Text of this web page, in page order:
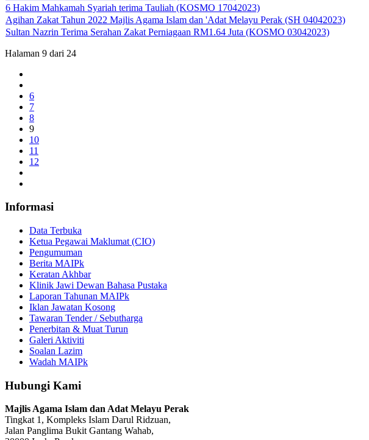
6 Hakim Mahkamah Syariah terima Tauliah (KOSMO 17042023)
Agihan Zakat Tahun 2022 Majlis Agama Islam dan 'Adat Melayu Perak (SH 04042023)
Sultan Nazrin Terima Serahan Zakat Perniagaan RM1.64 Juta (KOSMO 03042023)
Halaman 9 dari 24
6
7
8
9
10
11
12
Informasi
Data Terbuka
Ketua Pegawai Maklumat (CIO)
Pengumuman
Berita MAIPk
Keratan Akhbar
Klinik Jawi Dewan Bahasa Pustaka
Laporan Tahunan MAIPk
Iklan Jawatan Kosong
Tawaran Tender / Sebutharga
Penerbitan & Muat Turun
Galeri Aktiviti
Soalan Lazim
Wadah MAIPk
Hubungi Kami
Majlis Agama Islam dan Adat Melayu Perak
Tingkat 1, Kompleks Islam Darul Ridzuan,
Jalan Panglima Bukit Gantang Wahab,